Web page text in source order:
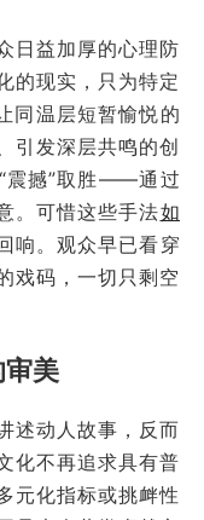
日益加厚的心理防
的现实，只为特定
同温层短暂愉悦的
引发深层共鸣的创
震撼”取胜——通过
。可惜这些手法如
响。观众早已看穿
戏码，一切只剩空
美
述动人故事，反而
化不再追求具有普
元化指标或挑衅性